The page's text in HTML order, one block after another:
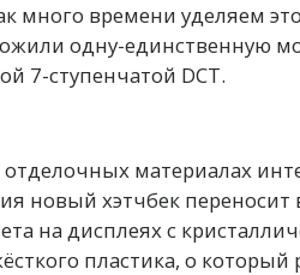
много времени уделяем
одну-единственную
7-ступенчатой DCT.
материалах
новый хэтчбек переносит
на дисплеях с
пластика, о